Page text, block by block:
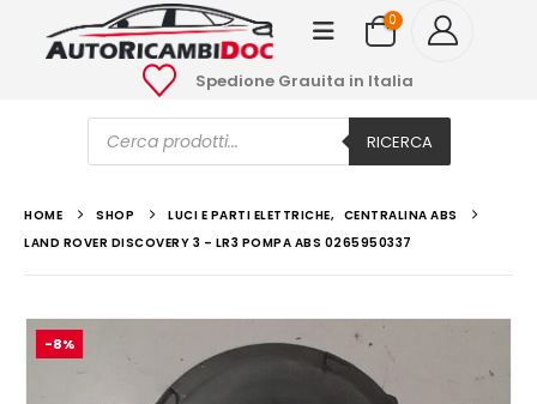
0
Spedione Grauita in Italia
Ricerca
prodotti RICERCA
HOME SHOP LUCI E PARTI ELETTRICHE, CENTRALINA ABS
LAND ROVER DISCOVERY 3 – LR3 POMPA ABS 0265950337
-8%